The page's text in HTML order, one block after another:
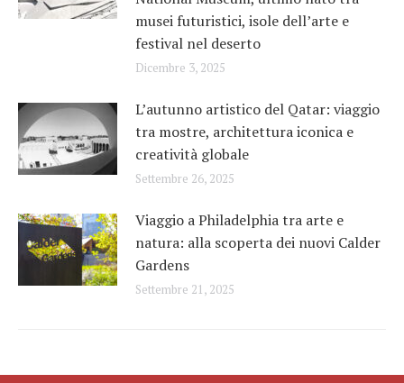
musei futuristici, isole dell’arte e
festival nel deserto
Dicembre 3, 2025
L’autunno artistico del Qatar: viaggio
tra mostre, architettura iconica e
creatività globale
Settembre 26, 2025
Viaggio a Philadelphia tra arte e
natura: alla scoperta dei nuovi Calder
Gardens
Settembre 21, 2025